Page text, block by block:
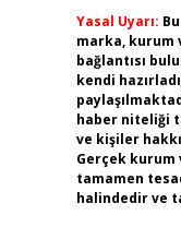
Yasal Uyarı:
marka, kurum
bağlantısı
kendi
haber niteliği
ve kişiler
Gerçek
tamamen
halindedir ve